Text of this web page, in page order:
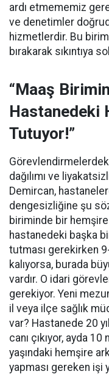
ardı etmememiz
ve denetimler
hizmetlerdir. Bu
bırakarak sıkıntıya
“Maaş
Hastanedeki
Tutuyor!”
dağılımı ve
Demircan,
dengesizliğine şu
biriminde bir
hastanedeki başka
tutması gerekirken
kalıyorsa, burada
vardır. O idari
gerekiyor. Yeni
il veya ilçe sağlık
var? Hastanede 20
canı çıkıyor, ayda
yaşındaki hemşire
yapması gereken işi